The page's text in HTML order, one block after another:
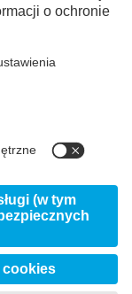
High